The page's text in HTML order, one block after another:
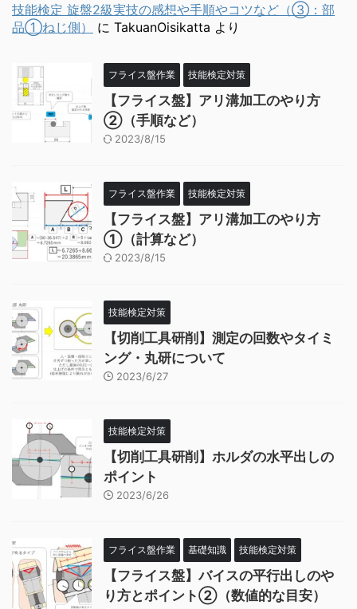
技能検定 旋盤2級実技の感想や手順やコツなど（③：部
品①ねじ側）
に TakuanOisikatta より
フライス盤作業 技能検定対策
【フライス盤】アリ溝加工のやり方
②（手順など）
2023/8/15
フライス盤作業 技能検定対策
【フライス盤】アリ溝加工のやり方
①（計算など）
2023/8/15
技能検定対策
【切削工具研削】測定の回数やタイミ
ング・丸研について
2023/6/27
技能検定対策
【切削工具研削】ホルダの水平出しの
ポイント
2023/6/26
フライス盤作業 基礎知識 技能検定対策
【フライス盤】バイスの平行出しのや
り方とポイント②（数値的な目安）